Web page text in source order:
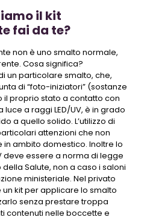
il kit
fai da te?
non è uno smalto normale,
Cosa significa?
un particolare smalto, che,
di “foto-iniziatori” (sostanze
proprio stato a contatto con
a raggi LED/UV, è in grado
a quello solido. L’utilizzo di
attenzioni che non
ambito domestico. Inoltre lo
deve essere a norma di legge
Salute, non a caso i saloni
ministeriale. Nel privato
kit per applicare lo smalto
senza prestare troppa
contenuti nelle boccette e